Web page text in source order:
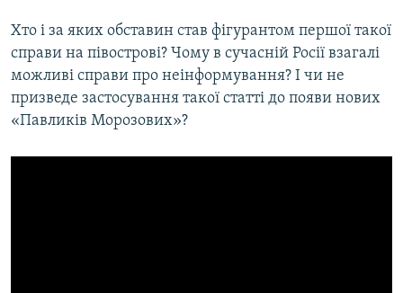
Хто і за яких обставин став фігурантом першої такої
справи на півострові? Чому в сучасній Росії взагалі
можливі справи про неінформування? І чи не
призведе застосування такої статті до появи нових
«Павликів Морозових»?